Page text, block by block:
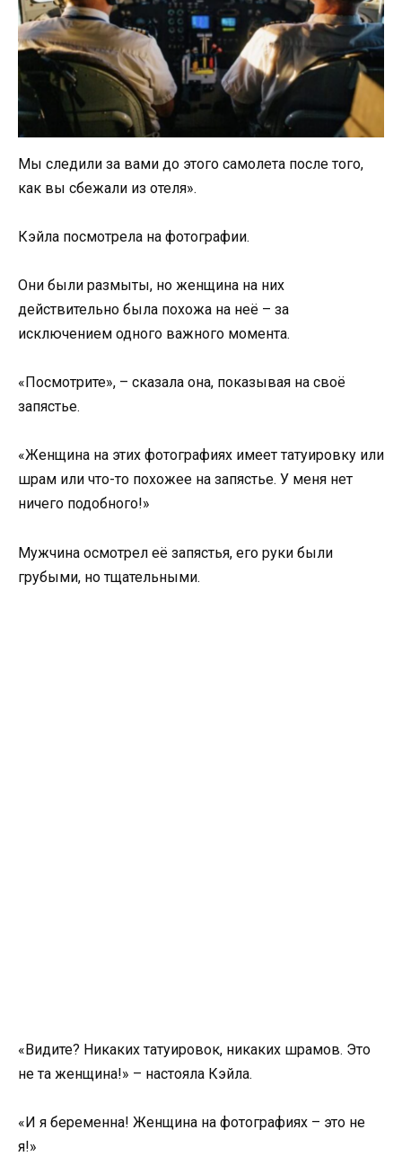
Мы следили за вами до этого самолета после того,
как вы сбежали из отеля».
Кэйла посмотрела на фотографии.
Они были размыты, но женщина на них
действительно была похожа на неё – за
исключением одного важного момента.
«Посмотрите», – сказала она, показывая на своё
запястье.
«Женщина на этих фотографиях имеет татуировку или
шрам или что-то похожее на запястье. У меня нет
ничего подобного!»
Мужчина осмотрел её запястья, его руки были
грубыми, но тщательными.
«Видите? Никаких татуировок, никаких шрамов. Это
не та женщина!» – настояла Кэйла.
«И я беременна! Женщина на фотографиях – это не
я!»